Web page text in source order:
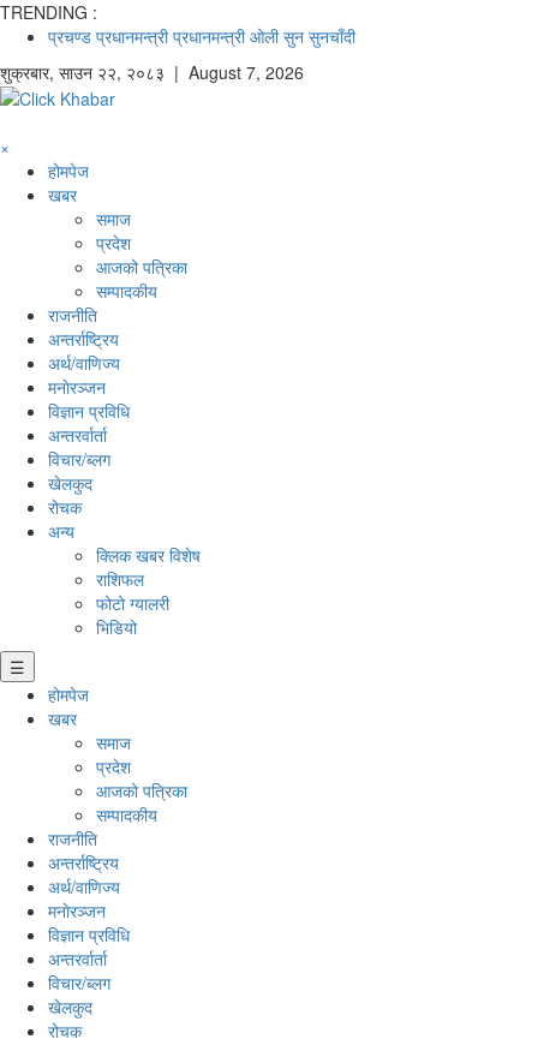
TRENDING :
प्रचण्ड प्रधानमन्त्री प्रधानमन्त्री ओली सुन सुनचाँदी
शुक्रबार, साउन २२, २०८३ | August 7, 2026
×
होमपेज
खबर
समाज
प्रदेश
आजको पत्रिका
सम्पादकीय
राजनीति
अन्तर्राष्ट्रिय
अर्थ/वाणिज्य
मनाेरञ्जन
विज्ञान प्रविधि
अन्तरर्वार्ता
विचार/ब्लग
खेलकुद
रोचक
अन्य
क्लिक खबर विशेष
राशिफल
फोटो ग्यालरी
भिडियो
☰
होमपेज
खबर
समाज
प्रदेश
आजको पत्रिका
सम्पादकीय
राजनीति
अन्तर्राष्ट्रिय
अर्थ/वाणिज्य
मनाेरञ्जन
विज्ञान प्रविधि
अन्तरर्वार्ता
विचार/ब्लग
खेलकुद
रोचक